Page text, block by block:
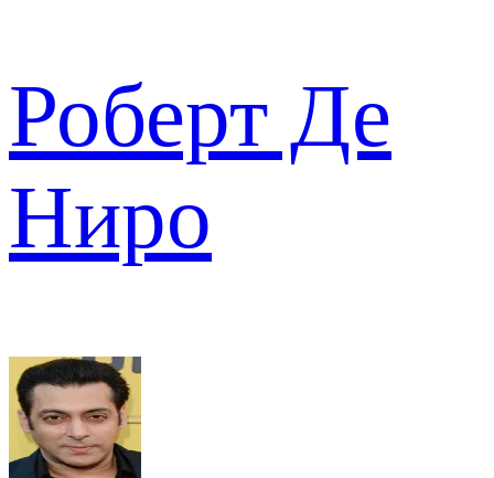
Роберт Де
Ниро